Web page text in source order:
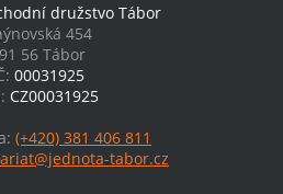
družstvo Tábor
454
56 Tábor
00031925
CZ00031925
(+420) 381 406 811
tabor.cz